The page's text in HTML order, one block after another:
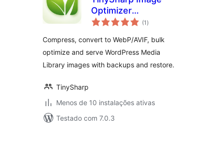
Optimizer
Connector
(1 avaliações
totais
)
Compress, convert to WebP/AVIF, bulk
optimize and serve WordPress Media
Library images with backups and restore.
TinySharp
Menos de 10 instalações ativas
Testado com 7.0.3